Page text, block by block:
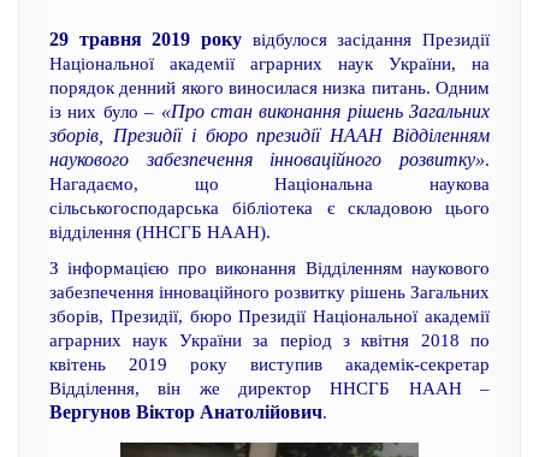
29 травня 2019 року відбулося засідання Президії
Національної академії аграрних наук України, на
порядок денний якого виносилася низка питань. Одним
із них було – «Про стан виконання рішень Загальних
зборів, Президії і бюро президії НААН Відділенням
наукового забезпечення інноваційного розвитку».
Нагадаємо, що Національна наукова
сільськогосподарська бібліотека є складовою цього
відділення (ННСГБ НААН).
З інформацією про виконання Відділенням наукового
забезпечення інноваційного розвитку рішень Загальних
зборів, Президії, бюро Президії Національної академії
аграрних наук України за період з квітня 2018 по
квітень 2019 року виступив академік-секретар
Відділення, він же директор ННСГБ НААН –
Вергунов Віктор Анатолійович.